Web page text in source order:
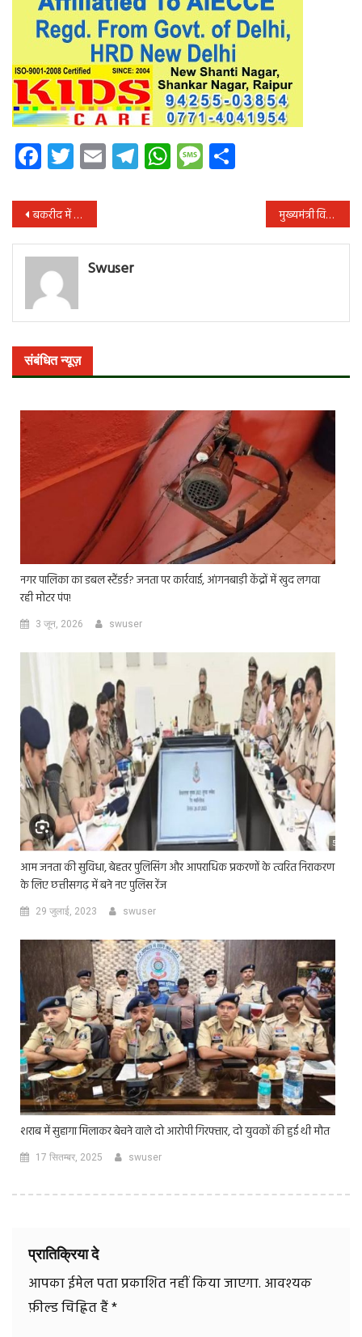
Facebook
Twitter
EmailTelegram
WhatsApp
Message
पोस्ट
नेविगेशन
बकरीद में कुर्बानी के तीन हिस्से और 5 फर्ज, जानिए क्या हैं नियम मुख्यमंत्री विष्णुदेव साय ने केंद्रीय मंत्री शिवराज सिंह चौहान की पुस्तक ‘अपनापन’ के विमोचन समारोह में की शिरकत
Swuser
संबंधित न्यूज़
नगर पालिका का डबल स्टैंडर्ड? जनता पर कार्रवाई, आंगनबाड़ी केंद्रों में खुद लगवा
रही मोटर पंप!
3 जून, 2026 swuser
आम जनता की सुविधा, बेहतर पुलिसिंग और आपराधिक प्रकरणों के त्वरित निराकरण
के लिए छत्तीसगढ़ में बने नए पुलिस रेंज
29 जुलाई, 2023 swuser
शराब में सुहागा मिलाकर बेचने वाले दो आरोपी गिरफ्तार, दो युवकों की हुई थी मौत
17 सितम्बर, 2025 swuser
प्रातिक्रिया दे
आपका ईमेल पता प्रकाशित नहीं किया जाएगा. आवश्यक
फ़ील्ड चिह्नित हैं*